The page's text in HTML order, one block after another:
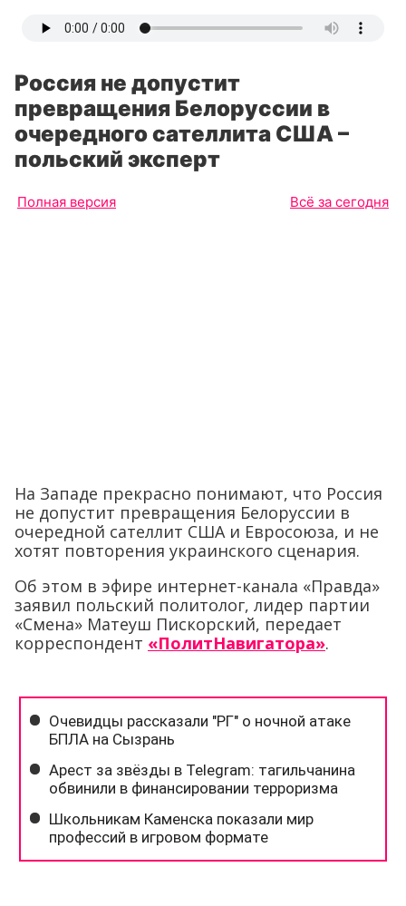
Россия не допустит
превращения Белоруссии в
очередного сателлита США –
польский эксперт
Полная версия Всё за сегодня
На Западе прекрасно понимают, что Россия
не допустит превращения Белоруссии в
очередной сателлит США и Евросоюза, и не
хотят повторения украинского сценария.
Об этом в эфире интернет-канала «Правда»
заявил польский политолог, лидер партии
«Смена» Матеуш Пискорский, передает
корреспондент «ПолитНавигатора».